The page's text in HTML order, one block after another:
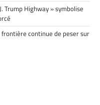
Trump Highway » symbolise
continue de peser sur